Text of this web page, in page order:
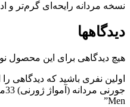
نسخه مردانه رایحه‌ای گرم‌تر و
دیدگاهها
هیچ دیدگاهی برای این محصول
اولین نفری باشید که دیدگاهی
Men”